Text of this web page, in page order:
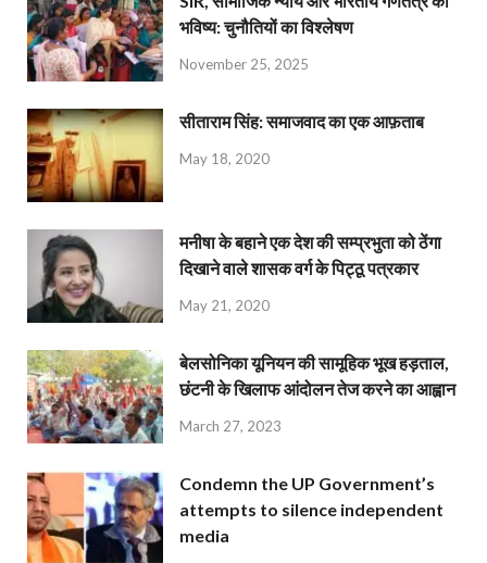
भविष्य: चुनौतियों का विश्लेषण
November 25, 2025
सीताराम सिंह: समाजवाद का एक आफ़ताब
May 18, 2020
मनीषा के बहाने एक देश की सम्प्रभुता को ठेंगा
दिखाने वाले शासक वर्ग के पिट्ठू पत्रकार
May 21, 2020
बेलसोनिका यूनियन की सामूहिक भूख हड़ताल,
छंटनी के खिलाफ आंदोलन तेज करने का आह्वान
March 27, 2023
Condemn the UP Government’s
attempts to silence independent
media